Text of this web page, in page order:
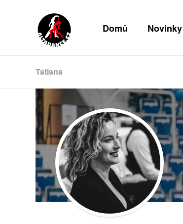
Domů Novinky
Tatiana